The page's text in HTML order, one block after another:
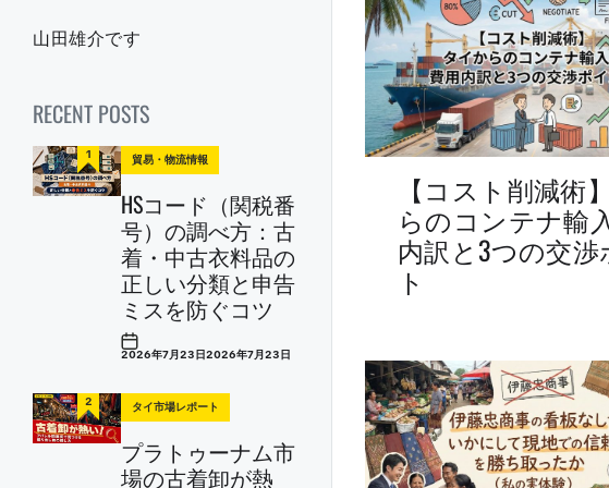
山田雄介です
RECENT POSTS
1
P
o
s
t
e
i
貿易・物流情報
HSコード（関税番
号）の調べ方：古
着・中古衣料品の
正しい分類と申告
ミスを防ぐコツ
P
o
D
t
e
2026年7月23日2026年7月23日
2
P
o
t
d
i
タイ市場レポート
プラトゥーナム市
場の古着卸が熱
【コスト削減術
らのコンテナ輸
内訳と3つの交渉
ト